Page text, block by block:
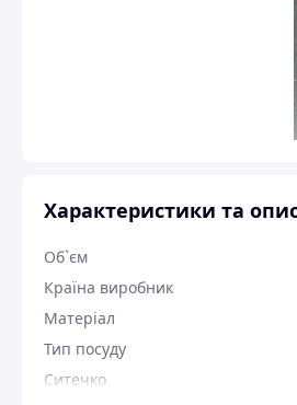
Характеристики та
Об`єм
Країна виробник
Матеріал
Тип посуду
Ситечко